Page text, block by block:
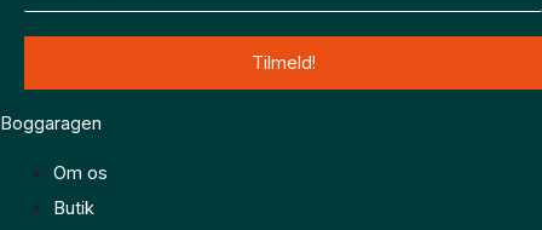
Boggaragen
Om os
Butik